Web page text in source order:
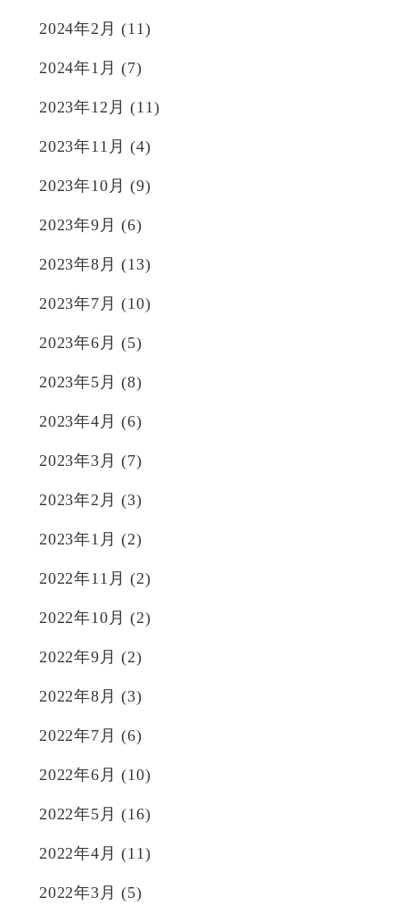
2024年2月 (11)
2024年1月 (7)
2023年12月 (11)
2023年11月 (4)
2023年10月 (9)
2023年9月 (6)
2023年8月 (13)
2023年7月 (10)
2023年6月 (5)
2023年5月 (8)
2023年4月 (6)
2023年3月 (7)
2023年2月 (3)
2023年1月 (2)
2022年11月 (2)
2022年10月 (2)
2022年9月 (2)
2022年8月 (3)
2022年7月 (6)
2022年6月 (10)
2022年5月 (16)
2022年4月 (11)
2022年3月 (5)